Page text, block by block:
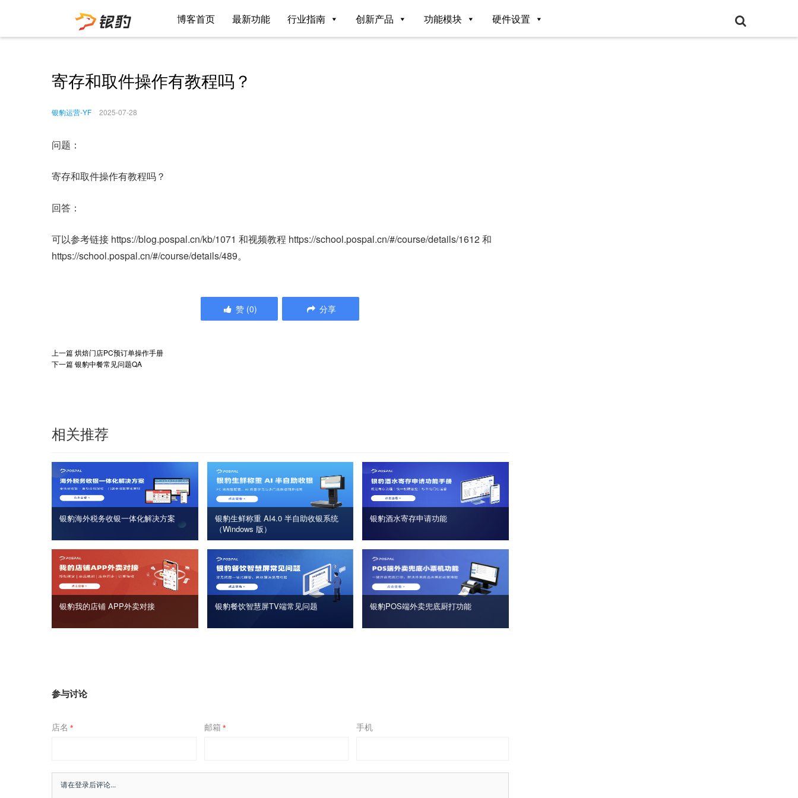
博客首页 最新功能 行业指南 创新产品 功能模块 硬件设置
寄存和取件操作有教程吗？
银豹运营-YF 2025-07-28
问题：
寄存和取件操作有教程吗？
回答：
可以参考链接 https://blog.pospal.cn/kb/1071 和视频教程 https://school.pospal.cn/#/course/details/1612 和
https://school.pospal.cn/#/course/details/489。
赞 (0) 分享
上一篇烘焙门店PC预订单操作手册
下一篇银豹中餐常见问题QA
相关推荐
银豹海外税务收银一体化解决方案
银豹生鲜称重 AI4.0 半自助收银系统
（Windows 版）
银豹酒水寄存申请功能
银豹我的店铺 APP外卖对接 银豹餐饮智慧屏TV端常见问题 银豹POS端外卖兜底厨打功能
参与讨论
店名 * 邮箱 * 手机